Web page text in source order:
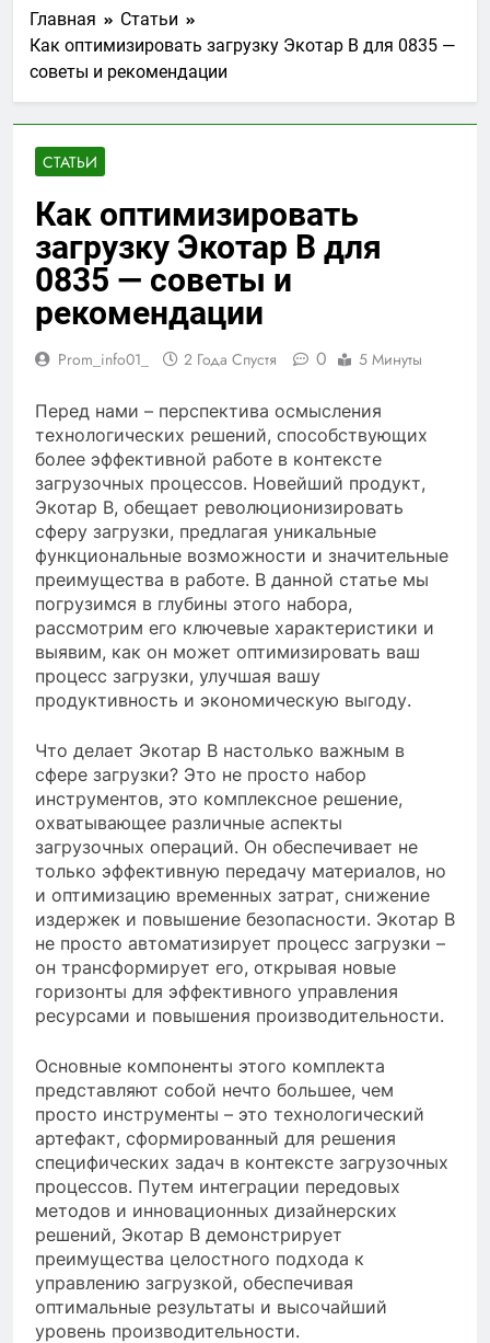
Главная
Статьи
Как оптимизировать загрузку Экотар B для 0835 —
советы и рекомендации
СТАТЬИ
Как оптимизировать
загрузку Экотар B для
0835 — советы и
рекомендации
Prom_info01_ 2 Года Спустя 0 5 Минуты
Перед нами – перспектива осмысления
технологических решений, способствующих
более эффективной работе в контексте
загрузочных процессов. Новейший продукт,
Экотар B, обещает революционизировать
сферу загрузки, предлагая уникальные
функциональные возможности и значительные
преимущества в работе. В данной статье мы
погрузимся в глубины этого набора,
рассмотрим его ключевые характеристики и
выявим, как он может оптимизировать ваш
процесс загрузки, улучшая вашу
продуктивность и экономическую выгоду.
Что делает Экотар B настолько важным в
сфере загрузки? Это не просто набор
инструментов, это комплексное решение,
охватывающее различные аспекты
загрузочных операций. Он обеспечивает не
только эффективную передачу материалов, но
и оптимизацию временных затрат, снижение
издержек и повышение безопасности. Экотар B
не просто автоматизирует процесс загрузки –
он трансформирует его, открывая новые
горизонты для эффективного управления
ресурсами и повышения производительности.
Основные компоненты этого комплекта
представляют собой нечто большее, чем
просто инструменты – это технологический
артефакт, сформированный для решения
специфических задач в контексте загрузочных
процессов. Путем интеграции передовых
методов и инновационных дизайнерских
решений, Экотар B демонстрирует
преимущества целостного подхода к
управлению загрузкой, обеспечивая
оптимальные результаты и высочайший
уровень производительности.